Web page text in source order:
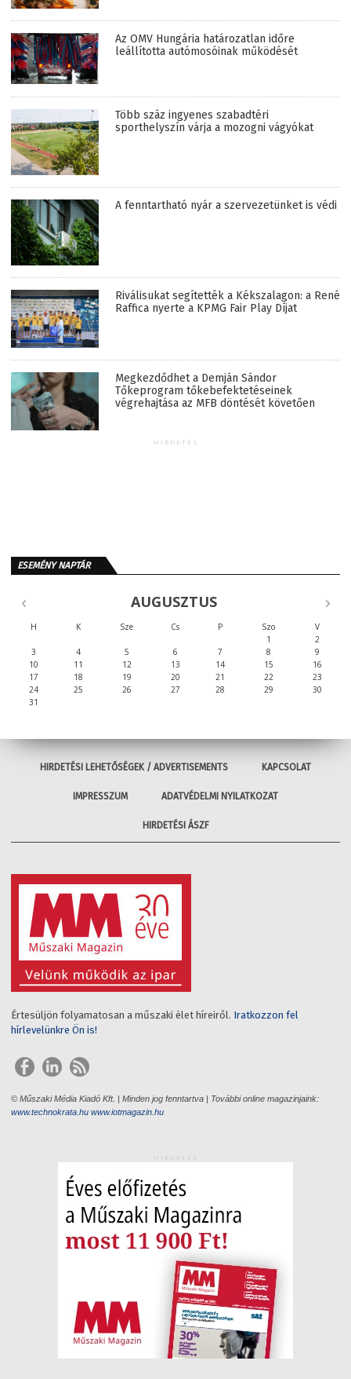
Az OMV Hungária határozatlan időre
leállította autómosóinak működését
Több száz ingyenes szabadtéri
sporthelyszín várja a mozogni vágyókat
A fenntartható nyár a szervezetünket is védi
Riválisukat segítették a Kékszalagon: a René
Raffica nyerte a KPMG Fair Play Díjat
Megkezdődhet a Demján Sándor
Tőkeprogram tőkebefektetéseinek
végrehajtása az MFB döntését követően
HIRDETÉS
ESEMÉNY NAPTÁR
AUGUSZTUS
H K Sze Cs P Szo
V
1
2
3
4 5 6 7 8
9
10
11 12 13 14 15
16
17
18 19 20 21 22
23
24
25 26 27 28 29
30
31
HIRDETÉSI LEHETŐSÉGEK / ADVERTISEMENTS KAPCSOLAT
IMPRESSZUM ADATVÉDELMI NYILATKOZAT
HIRDETÉSI ÁSZF
Értesüljön folyamatosan a műszaki élet híreiről. Iratkozzon fel
hírlevelünkre Ön is!
© Műszaki Média Kiadó Kft. | Minden jog fenntartva | További online magazinjaink:
www.technokrata.hu www.iotmagazin.hu
HIRDETÉS